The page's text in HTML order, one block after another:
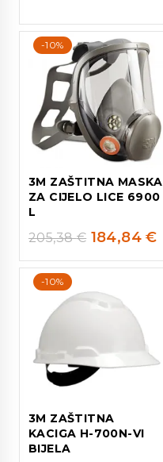
-10%
3M ZAŠTITNA MASKA
ZA CIJELO LICE 6900
L
205,38€ 184,84€
-10%
3M ZAŠTITNA
KACIGA H-700N-VI
BIJELA